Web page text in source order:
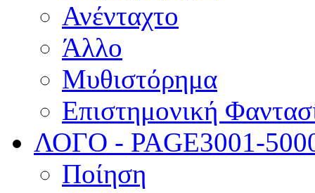
Ανένταχτο
Άλλο
Μυθιστόρημα
Επιστημονική
ΛΟΓΟ - PAGE3001-
Ποίηση